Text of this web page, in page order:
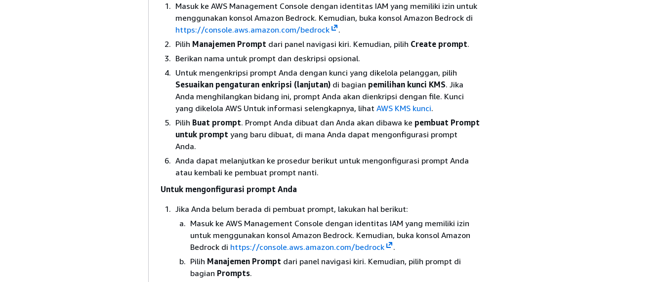
Masuk ke AWS Management Console dengan identitas IAM yang memiliki izin untuk
menggunakan konsol Amazon Bedrock. Kemudian, buka konsol Amazon Bedrock di
https://console.aws.amazon.com/bedrock
.
Pilih Manajemen Prompt dari panel navigasi kiri. Kemudian, pilih Create prompt.
Berikan nama untuk prompt dan deskripsi opsional.
Untuk mengenkripsi prompt Anda dengan kunci yang dikelola pelanggan, pilih
Sesuaikan pengaturan enkripsi (lanjutan) di bagian pemilihan kunci KMS. Jika
Anda menghilangkan bidang ini, prompt Anda akan dienkripsi dengan file. Kunci
yang dikelola AWS Untuk informasi selengkapnya, lihat AWS KMS kunci.
Pilih Buat prompt. Prompt Anda dibuat dan Anda akan dibawa ke pembuat Prompt
untuk prompt yang baru dibuat, di mana Anda dapat mengonfigurasi prompt
Anda.
Anda dapat melanjutkan ke prosedur berikut untuk mengonfigurasi prompt Anda
atau kembali ke pembuat prompt nanti.
Untuk mengonfigurasi prompt Anda
Jika Anda belum berada di pembuat prompt, lakukan hal berikut:
Masuk ke AWS Management Console dengan identitas IAM yang memiliki izin
untuk menggunakan konsol Amazon Bedrock. Kemudian, buka konsol Amazon
Bedrock di https://console.aws.amazon.com/bedrock
.
Pilih Manajemen Prompt dari panel navigasi kiri. Kemudian, pilih prompt di
bagian Prompts.